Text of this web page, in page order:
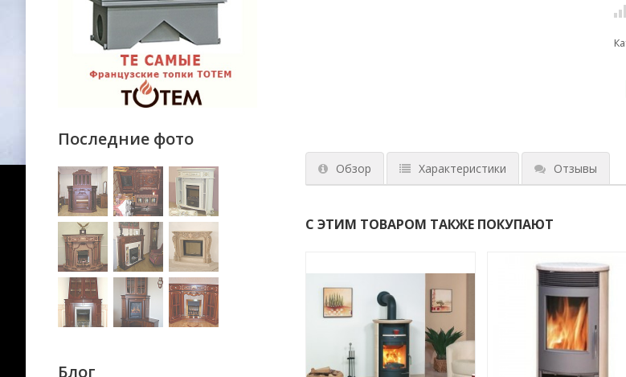
Обзор Характеристики Отзывы
С ЭТИМ ТОВАРОМ ТАКЖЕ ПОКУПАЮТ
Последние фото
Блог